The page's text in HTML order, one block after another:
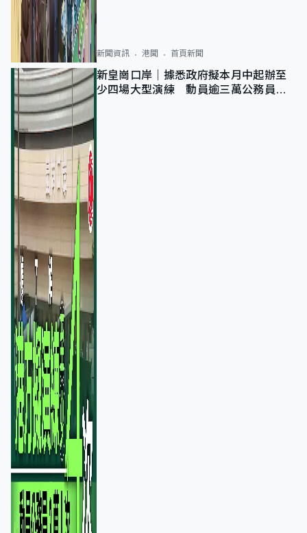
新聞資訊 港聞 首頁新聞
新皇崗口岸｜據悉政府擬本月中起辦至
少四場大型演練 動員逾三萬公務員人